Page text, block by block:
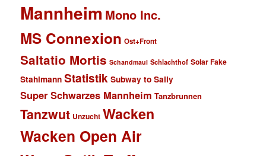
Mannheim Mono Inc.
MS Connexion Ost+Front
Saltatio Mortis Schandmaul Schlachthof Solar Fake
Stahlmann Statistik Subway to Sally
Super Schwarzes Mannheim Tanzbrunnen
Tanzwut Unzucht Wacken
Wacken Open Air